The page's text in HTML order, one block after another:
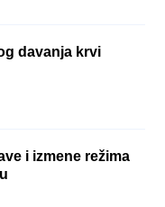
davanja krvi
i izmene režima